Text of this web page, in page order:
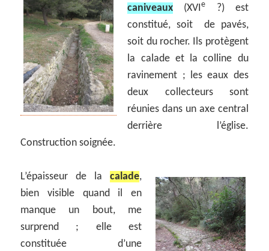
caniveaux (XVIe
?) est
constitué, soit de pavés,
soit du rocher. Ils protègent
la calade et la colline du
ravinement ; les eaux des
deux collecteurs sont
réunies dans un axe central
derrière l’église.
Construction soignée.
L’épaisseur de la calade,
bien visible quand il en
manque un bout, me
surprend ; elle est
constituée d’une